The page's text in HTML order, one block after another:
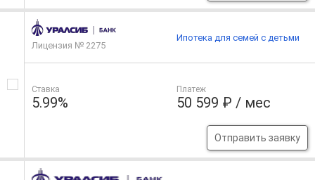
Лицензия № 2275
Ставка
5.99%
Платеж
50 599 ₽ / мес
Отправить заявку
Ипотека для семей с детьми